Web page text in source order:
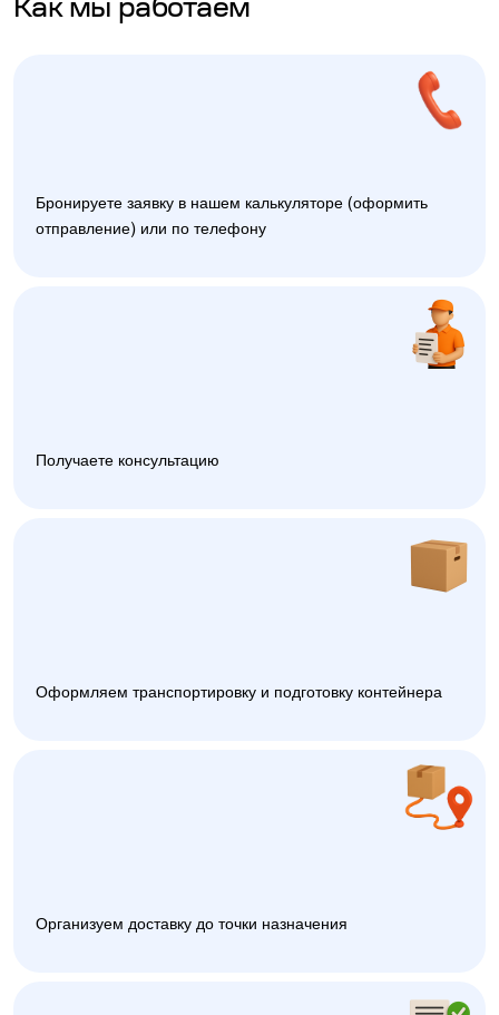
Как мы работаем
Бронируете заявку в нашем калькуляторе (оформить
отправление) или по телефону
Получаете консультацию
Оформляем транспортировку и подготовку контейнера
Организуем доставку до точки назначения